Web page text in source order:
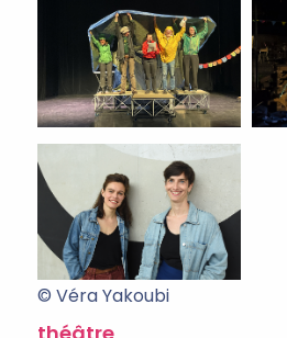
© Véra Yakoubi